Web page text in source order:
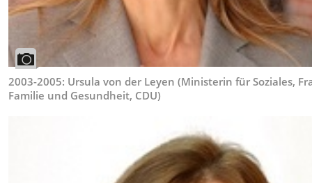
2003-2005: Ursula von der Leyen (Ministerin für Soziales,
Familie und Gesundheit, CDU)